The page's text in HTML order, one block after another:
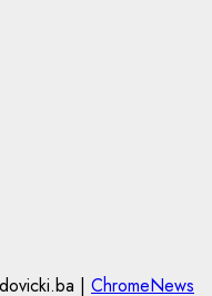
| ChromeNews